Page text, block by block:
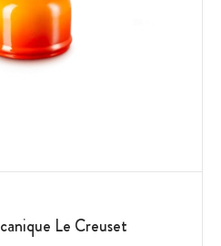
Le Creuset